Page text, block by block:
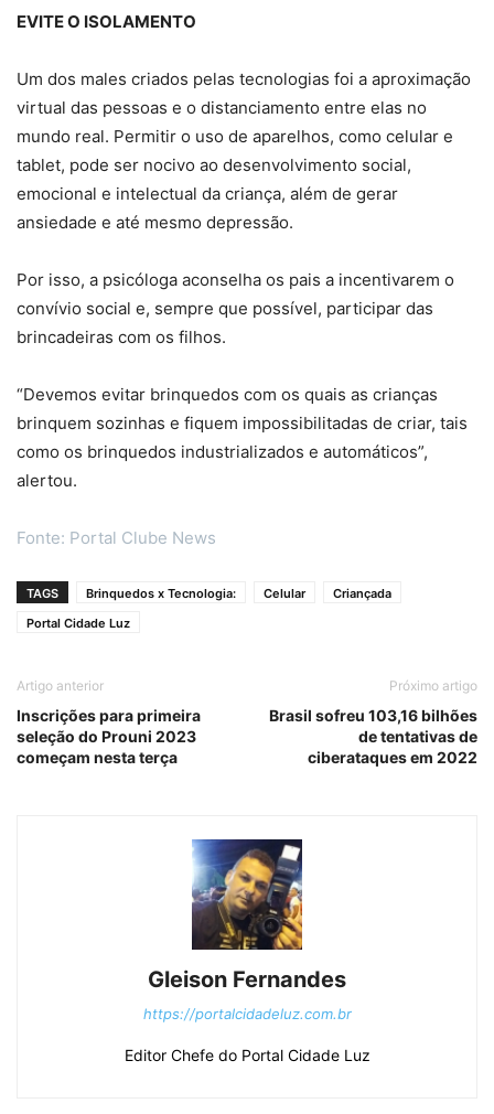
EVITE O ISOLAMENTO
Um dos males criados pelas tecnologias foi a aproximação
virtual das pessoas e o distanciamento entre elas no
mundo real. Permitir o uso de aparelhos, como celular e
tablet, pode ser nocivo ao desenvolvimento social,
emocional e intelectual da criança, além de gerar
ansiedade e até mesmo depressão.
Por isso, a psicóloga aconselha os pais a incentivarem o
convívio social e, sempre que possível, participar das
brincadeiras com os filhos.
“Devemos evitar brinquedos com os quais as crianças
brinquem sozinhas e fiquem impossibilitadas de criar, tais
como os brinquedos industrializados e automáticos”,
alertou.
Fonte: Portal Clube News
TAGS Brinquedos x Tecnologia: Celular
Criançada
Portal Cidade Luz
Artigo anterior
Inscrições para primeira
seleção do Prouni 2023
começam nesta terça
Próximo artigo
Brasil sofreu 103,16 bilhões
de tentativas de
ciberataques em 2022
Gleison Fernandes
https://portalcidadeluz.com.br
Editor Chefe do Portal Cidade Luz